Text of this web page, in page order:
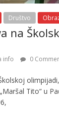
Društvo
na
info 0
Tito“ u